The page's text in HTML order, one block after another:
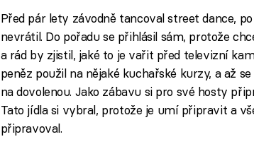
Před pár lety závodně tancoval street dance,
nevrátil. Do pořadu se přihlásil sám, protože
a rád by zjistil, jaké to je vařit před televizní
peněz použil na nějaké kuchařské kurzy, a až
na dovolenou. Jako zábavu si pro své hosty
Tato jídla si vybral, protože je umí připravit a
připravoval.